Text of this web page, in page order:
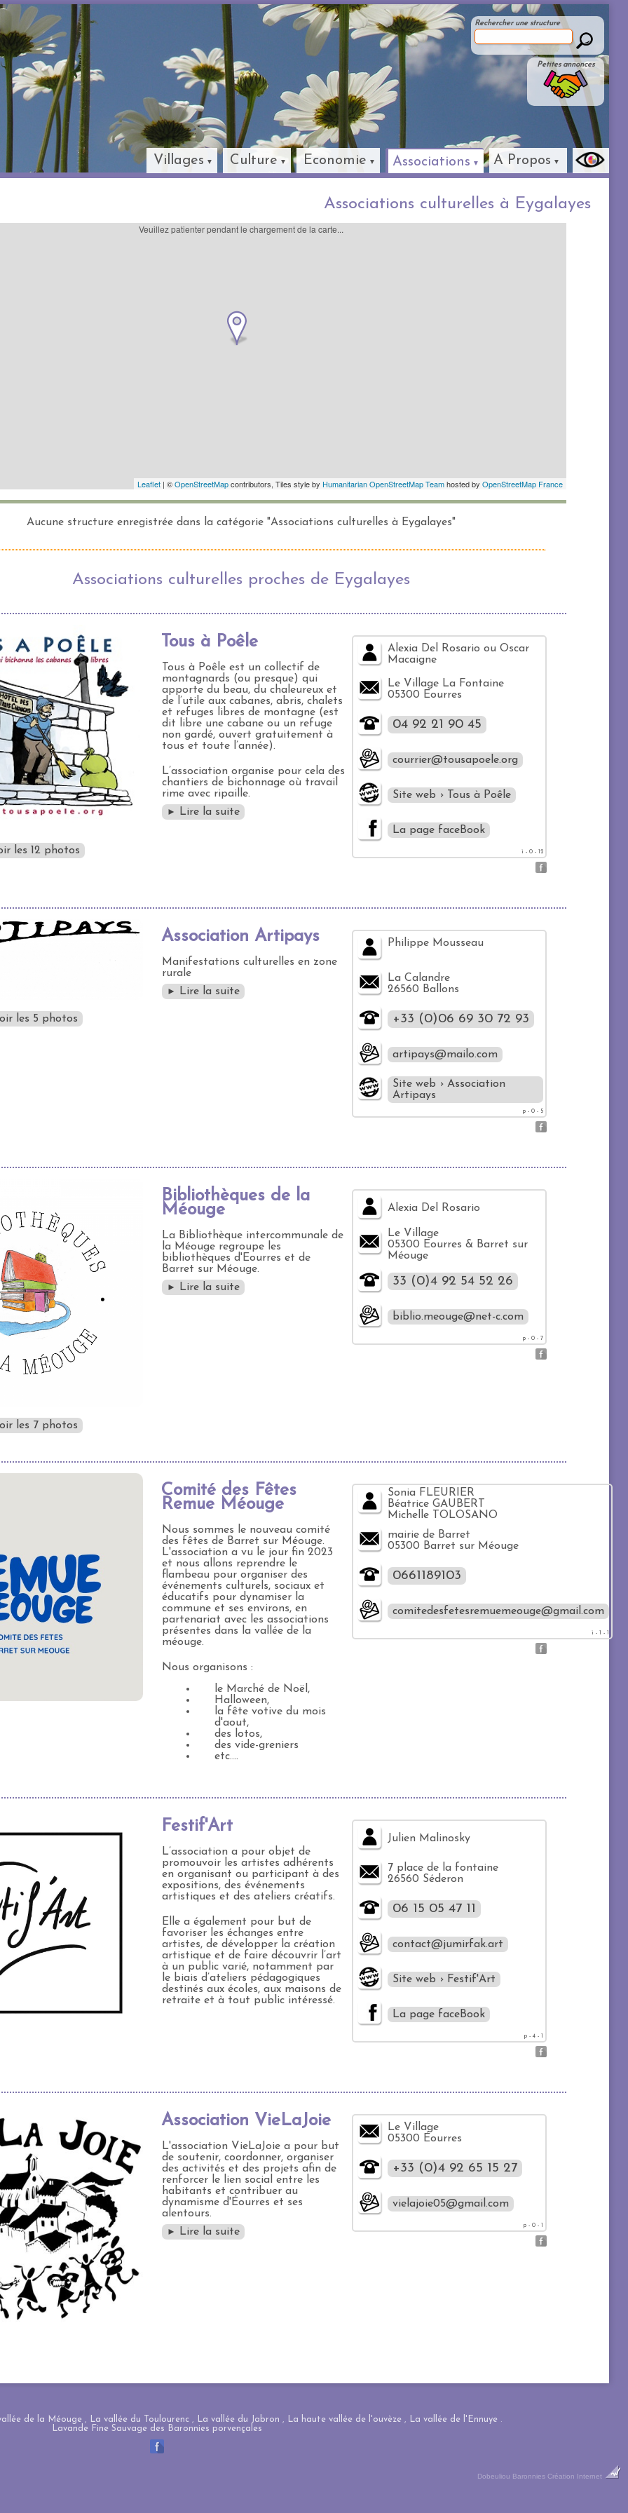
Rechercher une structure
Petites annonces
Villages Culture Economie Associations A Propos
Associations culturelles à Eygalayes
Aucune structure enregistrée dans la catégorie "Associations culturelles à Eygalayes"
Associations culturelles proches de Eygalayes
les 12 photos
Tous à Poêle
Tous à Poêle est un collectif de
montagnards (ou presque) qui
apporte du beau, du chaleureux et
de l’utile aux cabanes, abris, chalets
et refuges libres de montagne (est
dit libre une cabane ou un refuge
non gardé, ouvert gratuitement à
tous et toute l’année).
L’association organise pour cela des
chantiers de bichonnage où travail
rime avec ripaille.
► Lire la suite
Alexia Del Rosario ou Oscar
Macaigne
Le Village La Fontaine
05300 Eourres
04 92 21 90 45
courrier@tousapoele.org
Site web › Tous à Poêle
La page faceBook
i - 0 - 12
les 5 photos
Association Artipays
Manifestations culturelles en zone
rurale
► Lire la suite
Philippe Mousseau
La Calandre
26560 Ballons
+33 (0)06 69 30 72 93
artipays@mailo.com
Site web › Association
Artipays
p - 0 - 5
les 7 photos
Bibliothèques de la
Méouge
La Bibliothèque intercommunale de
la Méouge regroupe les
bibliothèques d'Eourres et de
Barret sur Méouge.
► Lire la suite
Alexia Del Rosario
Le Village
05300 Eourres & Barret sur
Méouge
33 (0)4 92 54 52 26
biblio.meouge@net-c.com
p - 0 - 7
Comité des Fêtes
Remue Méouge
Nous sommes le nouveau comité
des fêtes de Barret sur Méouge.
L'association a vu le jour fin 2023
et nous allons reprendre le
flambeau pour organiser des
événements culturels, sociaux et
éducatifs pour dynamiser la
commune et ses environs, en
partenariat avec les associations
présentes dans la vallée de la
méouge.
Nous organisons :
le Marché de Noël,
Halloween,
la fête votive du mois
d'aout,
des lotos,
des vide-greniers
etc....
Sonia FLEURIER
Béatrice GAUBERT
Michelle TOLOSANO
mairie de Barret
05300 Barret sur Méouge
0661189103
comitedesfetesremuemeouge@gmail.com
i - 1 - 1
Festif'Art
L’association a pour objet de
promouvoir les artistes adhérents
en organisant ou participant à des
expositions, des événements
artistiques et des ateliers créatifs.
Elle a également pour but de
favoriser les échanges entre
artistes, de développer la création
artistique et de faire découvrir l’art
à un public varié, notamment par
le biais d’ateliers pédagogiques
destinés aux écoles, aux maisons de
retraite et à tout public intéressé.
Julien Malinosky
7 place de la fontaine
26560 Séderon
06 15 05 47 11
contact@jumirfak.art
Site web › Festif'Art
La page faceBook
p - 4 - 1
Association VieLaJoie
L'association VieLaJoie a pour but
de soutenir, coordonner, organiser
des activités et des projets afin de
renforcer le lien social entre les
habitants et contribuer au
dynamisme d'Éourres et ses
alentours.
► Lire la suite
Le Village
05300 Éourres
+33 (0)4 92 65 15 27
vielajoie05@gmail.com
p - 0 - 1
de la Méouge , La vallée du Toulourenc , La vallée du Jabron , La haute vallée de l'ouvèze , La vallée de l'Ennuye .
Lavande Fine Sauvage des Baronnies porvençales
Dobeuliou Baronnies Création Internet